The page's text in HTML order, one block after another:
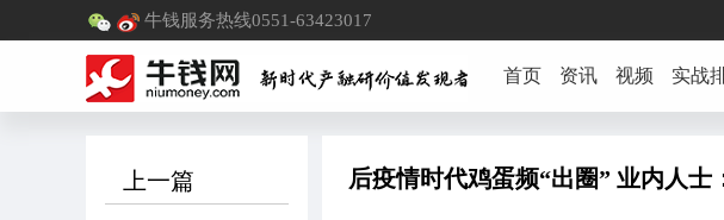
牛钱服务热线0551-63423017
首页 资讯 视频 实战
上一篇 后疫情时代鸡蛋频“出圈” 业内人士